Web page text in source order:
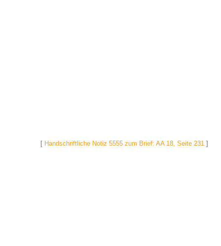
[ Handschriftliche Notiz 5555 zum Brief: AA 18, Seite 231 ]